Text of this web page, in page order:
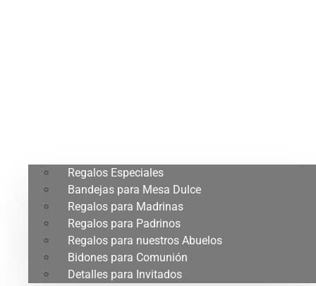
Regalos Especiales
Bandejas para Mesa Dulce
Regalos para Madrinas
Regalos para Padrinos
Regalos para nuestros Abuelos
Bidones para Comunión
Detalles para Invitados